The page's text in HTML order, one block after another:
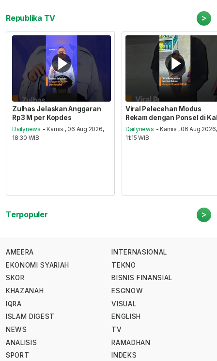
Republika TV >
Zulhas Jelaskan Anggaran
Rp3 M per Kopdes
Dailynews - Kamis , 06 Aug 2026,
18:30 WIB
Viral Pelecehan Modus
Rekam dengan Ponsel di
Dailynews - Kamis , 06 Aug 2026,
11:15 WIB
Terpopuler >
AMEERA
EKONOMI SYARIAH
SKOR
KHAZANAH
IQRA
ISLAM DIGEST
NEWS
ANALISIS
SPORT
INTERNASIONAL
TEKNO
BISNIS FINANSIAL
ESGNOW
VISUAL
ENGLISH
TV
RAMADHAN
INDEKS